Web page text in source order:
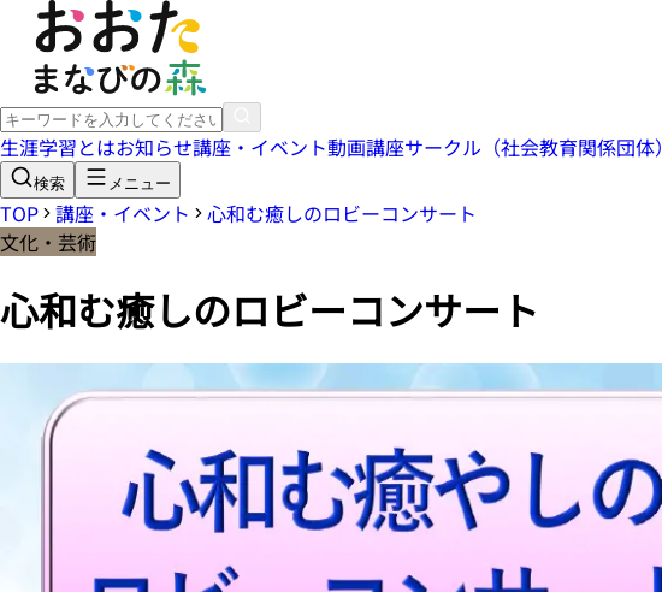
生涯学習とはお知らせ講座・イベント動画講座サークル（社会教育関係団体）
検索 メニュー
TOP 講座・イベント
心和む癒しのロビーコンサート
文化・芸術
心和む癒しのロビーコンサート